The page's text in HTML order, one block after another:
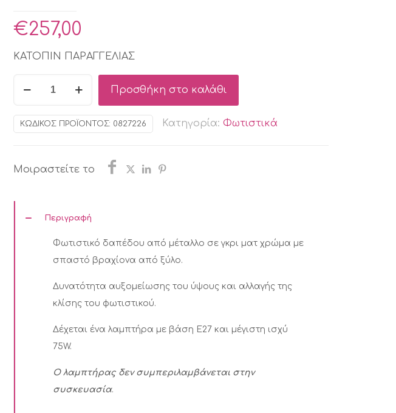
€257,00
ΚΑΤΟΠΙΝ ΠΑΡΑΓΓΕΛΙΑΣ
ΦΩΤΙΣΤΙΚΟ
ΔΑΠΕΔΟΥ
ΓΚΡΙ
ποσότητα
Προσθήκη στο καλάθι
ΚΩΔΙΚΌΣ ΠΡΟΪΌΝΤΟΣ: 0827226 Κατηγορία: Φωτιστικά
Μοιραστείτε το
Περιγραφή
Φωτιστικό δαπέδου από μέταλλο σε γκρι ματ χρώμα με
σπαστό βραχίονα από ξύλο.
Δυνατότητα αυξομείωσης του ύψους και αλλαγής της
κλίσης του φωτιστικού.
Δέχεται ένα λαμπτήρα με βάση E27 και μέγιστη ισχύ
75W.
Ο λαμπτήρας δεν συμπεριλαμβάνεται στην
συσκευασία.